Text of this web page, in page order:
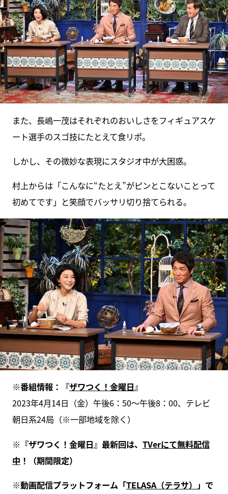
また、長嶋一茂はそれぞれのおいしさをフィギュアスケ
ート選手のスゴ技にたとえて食リポ。
しかし、その微妙な表現にスタジオ中が大困惑。
村上からは「こんなに“たとえ”がピンとこないことって
初めてです」と笑顔でバッサリ切り捨てられる。
※番組情報：『ザワつく！金曜日』
2023年4月14日（金）午後6：50～午後8：00、テレビ
朝日系24局（※一部地域を除く）
※『ザワつく！金曜日』最新回は、 TVerにて無料配信
中 ！（期間限定）
※動画配信プラットフォーム「TELASA（テラサ） 」で